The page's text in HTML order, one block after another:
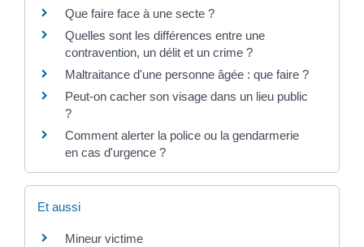
Que faire face à une secte ?
Quelles sont les différences entre une
contravention, un délit et un crime ?
Maltraitance d'une personne âgée : que faire ?
Peut-on cacher son visage dans un lieu public
?
Comment alerter la police ou la gendarmerie
en cas d'urgence ?
Et aussi
Mineur victime